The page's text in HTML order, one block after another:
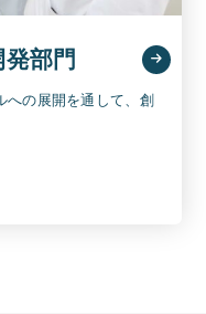
部門
への展開を通して、創